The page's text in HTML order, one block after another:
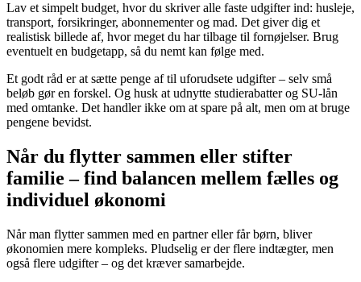
Lav et simpelt budget, hvor du skriver alle faste udgifter ind: husleje,
transport, forsikringer, abonnementer og mad. Det giver dig et
realistisk billede af, hvor meget du har tilbage til fornøjelser. Brug
eventuelt en budgetapp, så du nemt kan følge med.
Et godt råd er at sætte penge af til uforudsete udgifter – selv små
beløb gør en forskel. Og husk at udnytte studierabatter og SU-lån
med omtanke. Det handler ikke om at spare på alt, men om at bruge
pengene bevidst.
Når du flytter sammen eller stifter
familie – find balancen mellem fælles og
individuel økonomi
Når man flytter sammen med en partner eller får børn, bliver
økonomien mere kompleks. Pludselig er der flere indtægter, men
også flere udgifter – og det kræver samarbejde.